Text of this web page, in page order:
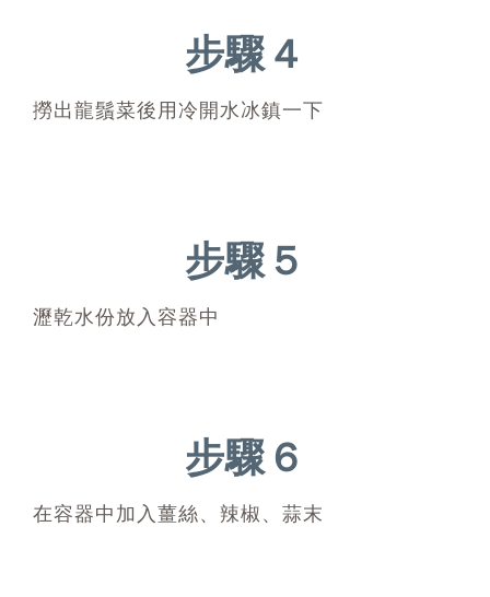
步驟４
撈出龍鬚菜後用冷開水冰鎮一下
步驟５
瀝乾水份放入容器中
步驟６
在容器中加入薑絲、辣椒、蒜末